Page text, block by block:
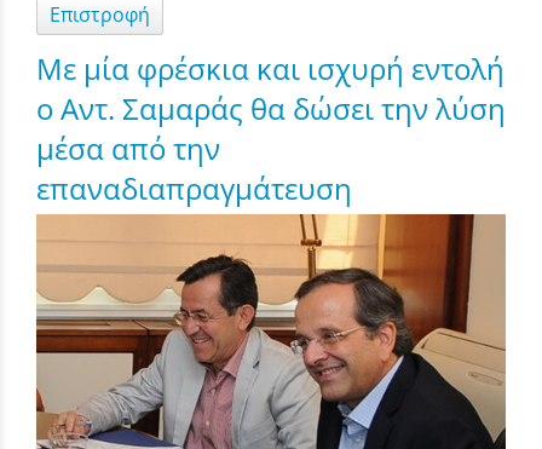
Επιστροφή
Με μία φρέσκια και ισχυρή εντολή
ο Αντ. Σαμαράς θα δώσει την λύση
μέσα από την
επαναδιαπραγμάτευση